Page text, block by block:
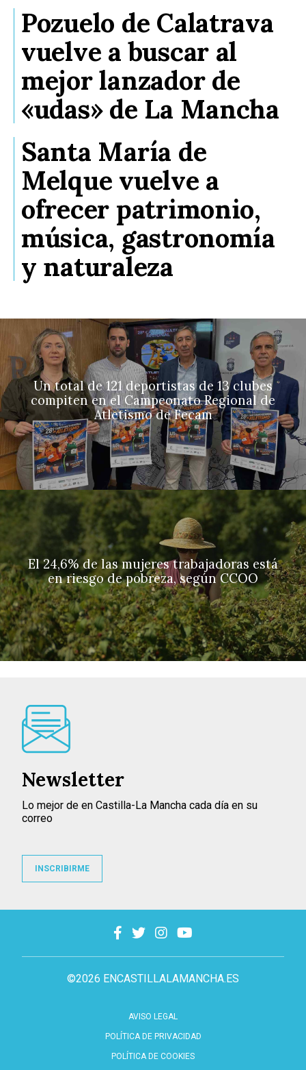
Pozuelo de Calatrava
vuelve a buscar al
mejor lanzador de
«udas» de La Mancha
Santa María de
Melque vuelve a
ofrecer patrimonio,
música, gastronomía
y naturaleza
Un total de 121 deportistas de 13 clubes
compiten en el Campeonato Regional de
Atletismo de Fecam
El 24,6% de las mujeres trabajadoras está
en riesgo de pobreza, según CCOO
©2026 ENCASTILLALAMANCHA.ES
AVISO LEGAL
POLÍTICA DE PRIVACIDAD
POLÍTICA DE COOKIES
Newsletter
Lo mejor de en Castilla-La Mancha cada día en su
correo
INSCRIBIRME